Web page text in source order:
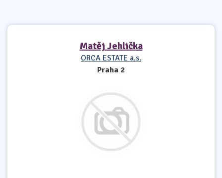
Matěj Jehlička
ORCA ESTATE a.s.
Praha 2